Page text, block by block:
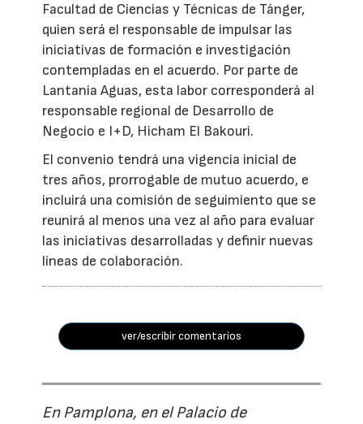
Facultad de Ciencias y Técnicas de Tánger,
quien será el responsable de impulsar las
iniciativas de formación e investigación
contempladas en el acuerdo. Por parte de
Lantania Aguas, esta labor corresponderá al
responsable regional de Desarrollo de
Negocio e I+D, Hicham El Bakouri.
El convenio tendrá una vigencia inicial de
tres años, prorrogable de mutuo acuerdo, e
incluirá una comisión de seguimiento que se
reunirá al menos una vez al año para evaluar
las iniciativas desarrolladas y definir nuevas
líneas de colaboración.
ver/escribir comentarios
En Pamplona, en el Palacio de